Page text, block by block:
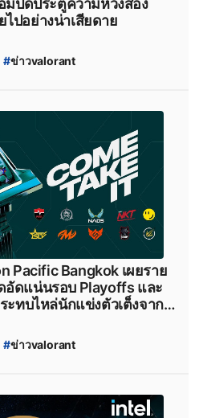
มปิดประตูความหวังสอง
ปอย่างน่าเสียดาย
#ข่าวvalorant
# Valorant
# valorant_ไทย
#FULLSENSE
#Team_NKT_VALORANT
#
Velocity_Gaming
#Paper_Rex
Pacific Bangkok เผยราย
อัดแน่นรอบ Playoffs และ
ะทบไหล่นักแข่งตัวเต็งจาก
#ข่าวvalorant